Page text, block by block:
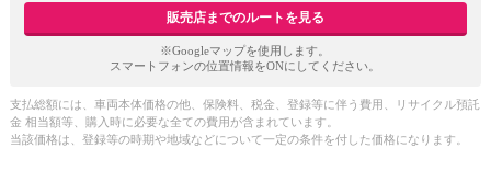
販売店までのルートを見る
※Googleマップを使用します。
スマートフォンの位置情報をONにしてください。
支払総額には、車両本体価格の他、保険料、税金、登録等に伴う費用、リサイクル預託
金 相当額等、購入時に必要な全ての費用が含まれています。
当該価格は、登録等の時期や地域などについて一定の条件を付した価格になります。